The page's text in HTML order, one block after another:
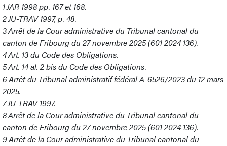
1JAR 1998 pp. 167 et 168.
2JU-TRAV 1997, p. 48.
3Arrêt de la Cour administrative du Tribunal cantonal du
canton de Fribourg du 27 novembre 2025 (601 2024 136).
4Art. 13 du Code des Obligations.
5Art. 14 al. 2 bis du Code des Obligations.
6Arrêt du Tribunal administratif fédéral A-6526/2023 du 12 mars
2025.
7JU-TRAV 1997.
8Arrêt de la Cour administrative du Tribunal cantonal du
canton de Fribourg du 27 novembre 2025 (601 2024 136).
9Arrêt de la Cour administrative du Tribunal cantonal du